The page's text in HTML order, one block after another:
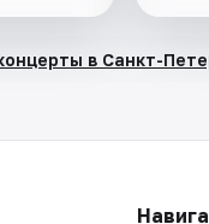
в Санкт-